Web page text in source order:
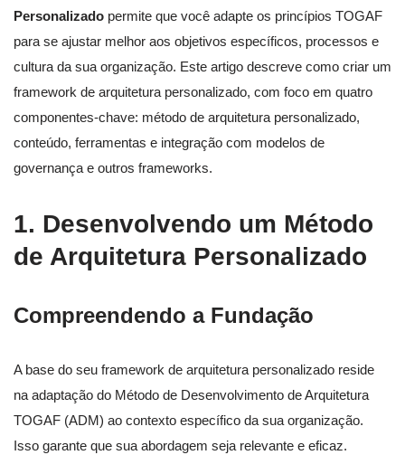
Personalizado permite que você adapte os princípios TOGAF
para se ajustar melhor aos objetivos específicos, processos e
cultura da sua organização. Este artigo descreve como criar um
framework de arquitetura personalizado, com foco em quatro
componentes-chave: método de arquitetura personalizado,
conteúdo, ferramentas e integração com modelos de
governança e outros frameworks.
1. Desenvolvendo um Método
de Arquitetura Personalizado
Compreendendo a Fundação
A base do seu framework de arquitetura personalizado reside
na adaptação do Método de Desenvolvimento de Arquitetura
TOGAF (ADM) ao contexto específico da sua organização.
Isso garante que sua abordagem seja relevante e eficaz.